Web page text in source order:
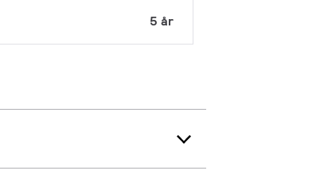
5 år